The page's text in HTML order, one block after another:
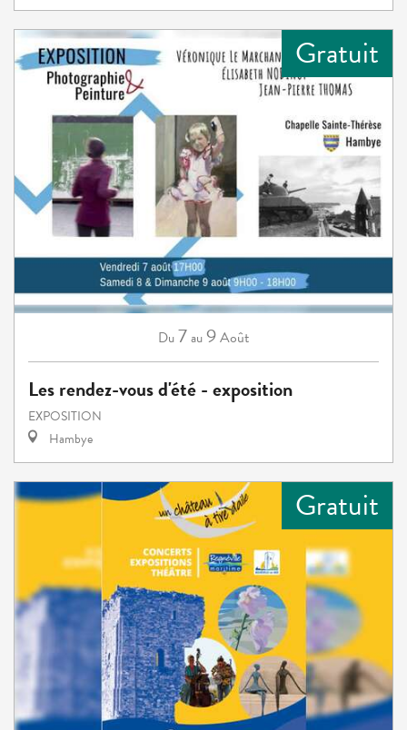
Gratuit
Du7au9Août
Les rendez-vous d'été - exposition
EXPOSITION
Hambye
Gratuit